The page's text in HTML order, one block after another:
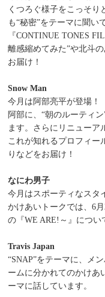
くつろぐ様子をこっそり
も“秘密”をテーマに聞い
『CONTINUE TONES
離感縮めてみた”や北斗
お届け！
Snow Man
今月は阿部亮平が登場！
阿部に、“朝のルーティ
ます。さらにリニューア
これが知れるプロフィー
りなどをお届け！
なにわ男子
今月はスポーティなスタ
かけあいトークでは、6
の『WE ARE!～』につい
Travis Japan
“SNAP”をテーマに、メ
ームに分かれてのかけあ
ーマに話しています。